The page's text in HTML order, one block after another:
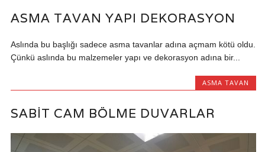
ASMA TAVAN YAPI DEKORASYON
Aslında bu başlığı sadece asma tavanlar adına açmam kötü oldu.
Çünkü aslında bu malzemeler yapı ve dekorasyon adına bir...
ASMA TAVAN
SABIT CAM BÖLME DUVARLAR